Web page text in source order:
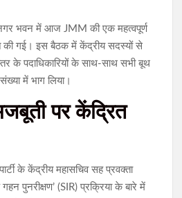
नगर भवन में आज JMM की एक महत्वपूर्ण
गई। इस बैठक में केंद्रीय सदस्यों से
के पदाधिकारियों के साथ-साथ सभी बूथ
में भाग लिया।
पर केंद्रित
के केंद्रीय महासचिव सह प्रवक्ता
पुनरीक्षण’ (SIR) प्रक्रिया के बारे में